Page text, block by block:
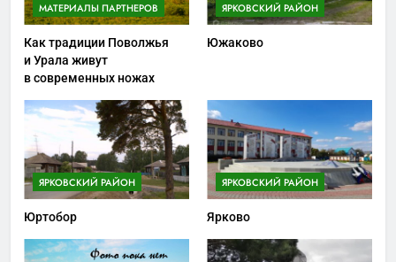
МАТЕРИАЛЫ ПАРТНЕРОВ
Как традиции Поволжья
и Урала живут
в современных ножах
ЯРКОВСКИЙ РАЙОН
Южаково
ЯРКОВСКИЙ РАЙОН
Юртобор
ЯРКОВСКИЙ РАЙОН
Ярково